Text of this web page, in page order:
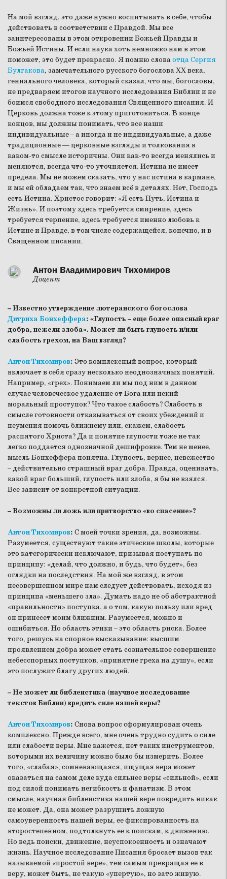
На мой взгляд, это даже нужно воспитывать в себе, чтобы
действовать в соответствии с Правдой. Мы все
заинтересованы в этом откровении Божьей Правды и
Божьей Истины. И если наука хоть немножко нам в этом
поможет, это будет прекрасно. Я помню словаотца Сергия
Булгакова, замечательного русского богослова XX века,
гениального человека, который сказал, что мы, богословы,
не предваряем итогов научного исследования Библии и не
боимся свободного исследования Священного писания. И
Церковь должна тоже к этому приготовиться. В конце
концов, мы должны понимать, что все наши
индивидуальные – а иногда и не индивидуальные, а даже
традиционные — церковные взгляды и толкования в
каком-то смысле историчны. Они как-то всегда менялись и
меняются, всегда что-то уточняется. Истина не имеет
предела. Мы не можем сказать, что у нас истина в кармане,
и мы ей обладаем так, что знаем всё в деталях. Нет, Господь
есть Истина. Христос говорит: «Я есть Путь, Истина и
Жизнь». И поэтому здесь требуется смирение, здесь
требуется терпение, здесь требуется именно любовь к
Истине и Правде, в том числе содержащейся, конечно, и в
Священном писании.
Антон Владимирович Тихомиров
Доцент
– Известно утверждение лютеранского богослова
Дитриха Бонхеффера: «Глупость – еще более опасный враг
добра, нежели злоба». Может ли быть глупость и/или
слабость грехом, на Ваш взгляд?
Антон Тихомиров: Это комплексный вопрос, который
включает в себя сразу несколько неоднозначных понятий.
Например, «грех». Понимаем ли мы под ним в данном
случае человеческое удаление от Бога или некий
моральный проступок? Что такое слабость? Слабость в
смысле готовности отказываться от своих убеждений и
неумения помочь ближнему или, скажем, слабость
распятого Христа? Да и понятие глупости тоже не так
легко поддается однозначной дешифровке. Тем не менее,
мысль Бонхеффера понятна. Глупость, вернее, невежество
– действительно страшный враг добра. Правда, оценивать,
какой враг больший, глупость или злоба, я бы не взялся.
Все зависит от конкретной ситуации.
– Возможны ли ложь или притворство «во спасение»?
Антон Тихомиров: С моей точки зрения, да, возможны.
Разумеется, существуют такие этические школы, которые
это категорически исключают, призывая поступать по
принципу: «делай, что должно, и будь, что будет», без
оглядки на последствия. На мой же взгляд, в этом
несовершенном мире нам следует действовать, исходя из
принципа «меньшего зла». Думать надо не об абстрактной
«правильности» поступка, а о том, какую пользу или вред
он принесет моим ближним. Разумеется, можно и
ошибиться. Но область этики – это область риска. Более
того, решусь на спорное высказывание: высшим
проявлением добра может стать сознательное совершение
небесспорных поступков, «принятие греха на душу», если
это послужит благу других людей.
– Не может ли библеистика (научное исследование
текстов Библии) вредить силе нашей веры?
Антон Тихомиров: Снова вопрос сформулирован очень
комплексно. Прежде всего, мне очень трудно судить о силе
или слабости веры. Мне кажется, нет таких инструментов,
которыми их величину можно было бы измерить. Более
того, «слабая», сомневающаяся, ищущая вера может
оказаться на самом деле куда сильнее веры «сильной», если
под силой понимать негибкость и фанатизм. В этом
смысле, научная библеистика нашей вере повредить никак
не может. Да, она может разрушить ложную
самоуверенность нашей веры, ее фиксированность на
второстепенном, подтолкнуть ее к поискам, к движению.
Но ведь поиски, движение, неуспокоенность и означают
жизнь. Научное исследование Писания бросает вызов так
называемой «простой вере», тем самым превращая ее в
веру, может быть, не такую «упертую», но зато живую.